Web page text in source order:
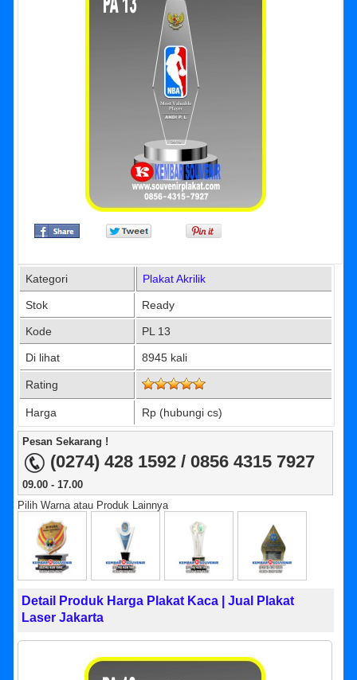
Kategori Plakat Akrilik
Stok Ready
Kode PL 13
Di lihat 8945 kali
Rating
Harga Rp (hubungi cs)
Pesan Sekarang !
(0274) 428 1592 / 0856 4315 7927
09.00 - 17.00
Pilih Warna atau Produk Lainnya
Detail Produk Harga Plakat Kaca | Jual Plakat
Laser Jakarta